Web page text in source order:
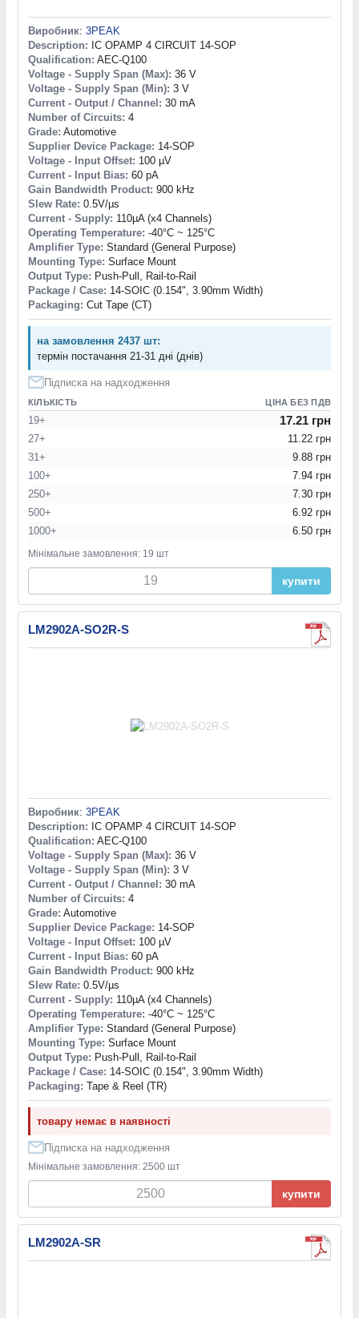
Виробник: 3PEAK
Description: IC OPAMP 4 CIRCUIT 14-SOP
Qualification: AEC-Q100
Voltage - Supply Span (Max): 36 V
Voltage - Supply Span (Min): 3 V
Current - Output / Channel: 30 mA
Number of Circuits: 4
Grade: Automotive
Supplier Device Package: 14-SOP
Voltage - Input Offset: 100 µV
Current - Input Bias: 60 pA
Gain Bandwidth Product: 900 kHz
Slew Rate: 0.5V/µs
Current - Supply: 110µA (x4 Channels)
Operating Temperature: -40°C ~ 125°C
Amplifier Type: Standard (General Purpose)
Mounting Type: Surface Mount
Output Type: Push-Pull, Rail-to-Rail
Package / Case: 14-SOIC (0.154", 3.90mm Width)
Packaging: Cut Tape (CT)
на замовлення 2437 шт:
термін постачання 21-31 дні (днів)
Підписка на надходження
КІЛЬКІСТЬ ЦІНА БЕЗ ПДВ
19+ 17.21 грн
27+
11.22 грн
31+
9.88 грн
100+
7.94 грн
250+
7.30 грн
500+
6.92 грн
1000+
6.50 грн
Мінімальне замовлення: 19 шт
купити
LM2902A-SO2R-S
Виробник: 3PEAK
Description: IC OPAMP 4 CIRCUIT 14-SOP
Qualification: AEC-Q100
Voltage - Supply Span (Max): 36 V
Voltage - Supply Span (Min): 3 V
Current - Output / Channel: 30 mA
Number of Circuits: 4
Grade: Automotive
Supplier Device Package: 14-SOP
Voltage - Input Offset: 100 µV
Current - Input Bias: 60 pA
Gain Bandwidth Product: 900 kHz
Slew Rate: 0.5V/µs
Current - Supply: 110µA (x4 Channels)
Operating Temperature: -40°C ~ 125°C
Amplifier Type: Standard (General Purpose)
Mounting Type: Surface Mount
Output Type: Push-Pull, Rail-to-Rail
Package / Case: 14-SOIC (0.154", 3.90mm Width)
Packaging: Tape & Reel (TR)
товару немає в наявності
Підписка на надходження
Мінімальне замовлення: 2500 шт
купити
LM2902A-SR